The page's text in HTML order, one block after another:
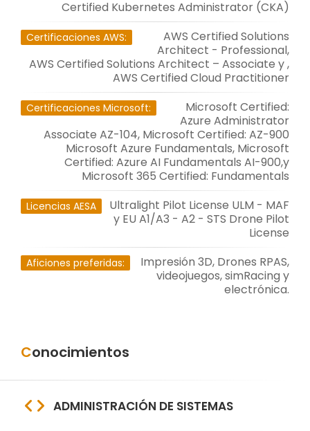
Certified Kubernetes Administrator (CKA)
Certificaciones AWS:
AWS Certified Solutions
Architect - Professional,
AWS Certified Solutions Architect – Associate y ,
AWS Certified Cloud Practitioner
Certificaciones Microsoft:
Microsoft Certified:
Azure Administrator
Associate AZ-104, Microsoft Certified: AZ-900
Microsoft Azure Fundamentals, Microsoft
Certified: Azure AI Fundamentals AI-900,y
Microsoft 365 Certified: Fundamentals
Licencias AESA
Ultralight Pilot License ULM - MAF
y EU A1/A3 - A2 - STS Drone Pilot
License
Aficiones preferidas:
Impresión 3D, Drones RPAS,
videojuegos, simRacing y
electrónica.
Conocimientos
ADMINISTRACIÓN DE SISTEMAS